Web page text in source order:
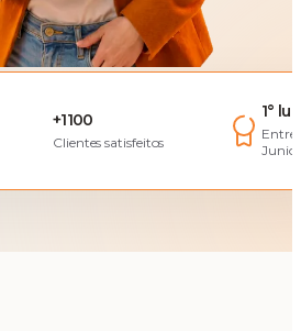
+1100
Clientes satisfeitos
1°
Entre